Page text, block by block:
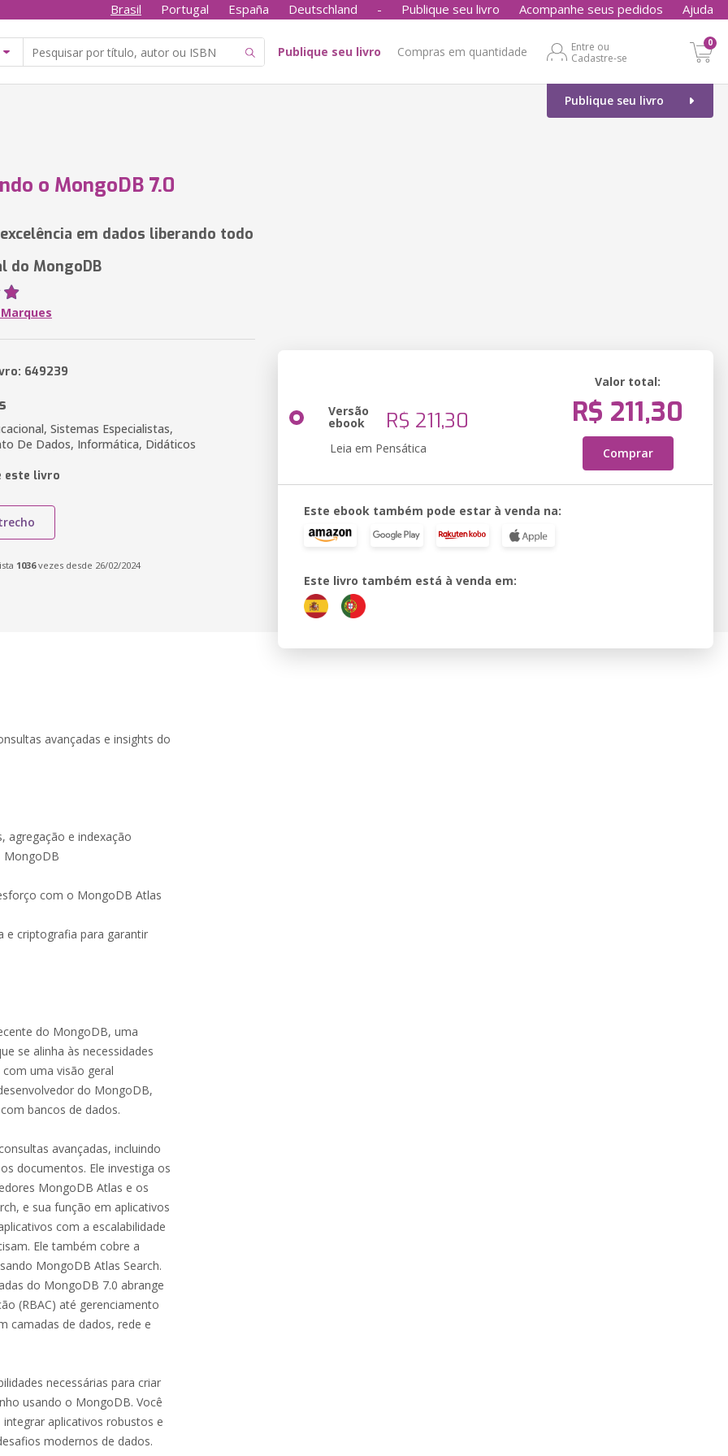
Brasil Portugal España Deutschland - Publique seu livro Acompanhe seus pedidos Ajuda
Publique seu livro Compras em quantidade
Entre ou
Cadastre-se
0
Publique seu livro
o MongoDB 7.0
em dados liberando todo
do MongoDB
649239
Sistemas Especialistas,
De Dados, Informática, Didáticos
este livro
1036vezes desde 26/02/2024
Versão
ebook R$ 211,30
Leia em Pensática
Valor total:
R$ 211,30
Comprar
Este ebook também pode estar à venda na:
Este livro também está à venda em:
avançadas e insights do
agregação e indexação
MongoDB
com o MongoDB Atlas
e criptografia para garantir
do MongoDB, uma
se alinha às necessidades
uma visão geral
do MongoDB,
bancos de dados.
avançadas, incluindo
documentos. Ele investiga os
MongoDB Atlas e os
e sua função em aplicativos
com a escalabilidade
Ele também cobre a
MongoDB Atlas Search.
do MongoDB 7.0 abrange
(RBAC) até gerenciamento
camadas de dados, rede e
necessárias para criar
usando o MongoDB. Você
aplicativos robustos e
modernos de dados.